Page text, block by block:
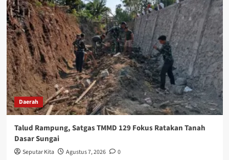
Daerah
Talud Rampung, Satgas TMMD 129 Fokus Ratakan Tanah
Dasar Sungai
Seputar Kita Agustus 7, 2026 0